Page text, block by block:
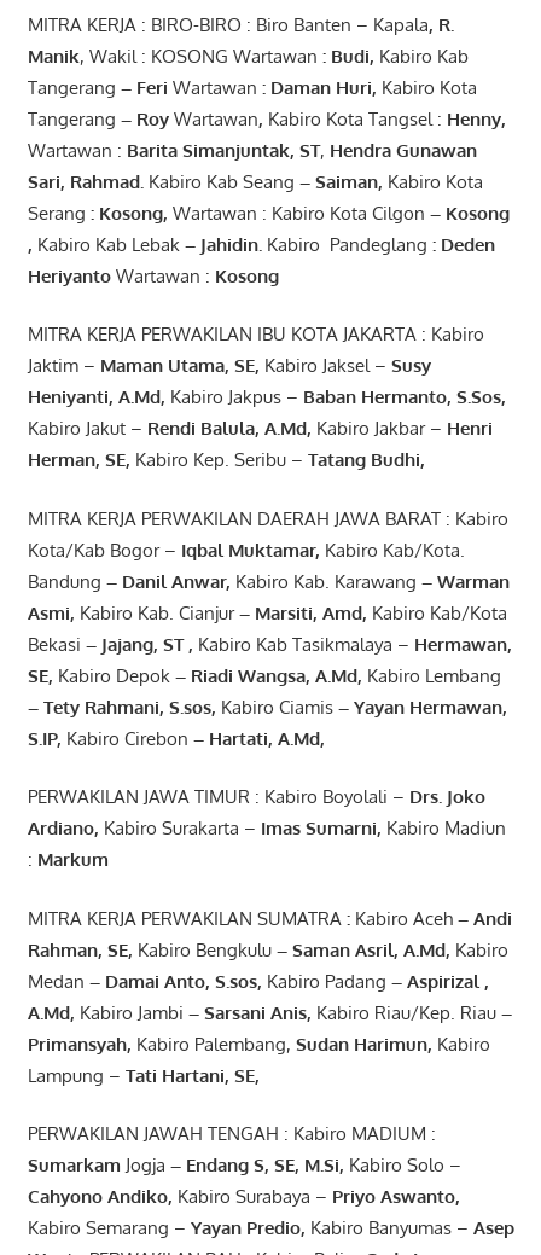
MITRA KERJA : BIRO-BIRO : Biro Banten – Kapala, R.
Manik, Wakil : KOSONG Wartawan : Budi, Kabiro Kab
Tangerang – Feri Wartawan : Daman Huri, Kabiro Kota
Tangerang – RoyWartawan, Kabiro Kota Tangsel : Henny,
Wartawan : Barita Simanjuntak, ST, Hendra Gunawan
Sari, Rahmad. Kabiro Kab Seang – Saiman, Kabiro Kota
Serang : Kosong, Wartawan : Kabiro Kota Cilgon – Kosong
, Kabiro Kab Lebak – Jahidin. Kabiro Pandeglang : Deden
Heriyanto Wartawan : Kosong
MITRA KERJA PERWAKILAN IBU KOTA JAKARTA : Kabiro
Jaktim – Maman Utama, SE, Kabiro Jaksel – Susy
Heniyanti, A.Md, Kabiro Jakpus – Baban Hermanto, S.Sos,
Kabiro Jakut – Rendi Balula, A.Md, Kabiro Jakbar – Henri
Herman, SE, Kabiro Kep. Seribu – Tatang Budhi,
MITRA KERJA PERWAKILAN DAERAH JAWA BARAT : Kabiro
Kota/Kab Bogor – Iqbal Muktamar, Kabiro Kab/Kota.
Bandung – Danil Anwar, Kabiro Kab. Karawang –Warman
Asmi, Kabiro Kab. Cianjur– Marsiti, Amd, Kabiro Kab/Kota
Bekasi – Jajang, ST , Kabiro Kab Tasikmalaya – Hermawan,
SE, Kabiro Depok – Riadi Wangsa, A.Md, Kabiro Lembang
– Tety Rahmani, S.sos, Kabiro Ciamis– Yayan Hermawan,
S.IP, Kabiro Cirebon – Hartati, A.Md,
PERWAKILAN JAWA TIMUR : Kabiro Boyolali – Drs. Joko
Ardiano, Kabiro Surakarta – Imas Sumarni, Kabiro Madiun
: Markum
MITRA KERJA PERWAKILAN SUMATRA :Kabiro Aceh– Andi
Rahman, SE, Kabiro Bengkulu– Saman Asril, A.Md, Kabiro
Medan – Damai Anto, S.sos, Kabiro Padang – Aspirizal ,
A.Md, Kabiro Jambi – Sarsani Anis, Kabiro Riau/Kep. Riau–
Primansyah, Kabiro Palembang, Sudan Harimun, Kabiro
Lampung – Tati Hartani, SE,
PERWAKILAN JAWAH TENGAH : Kabiro MADIUM :
Sumarkam Jogja – EndangS, SE, M.Si, Kabiro Solo –
Cahyono Andiko, Kabiro Surabaya – Priyo Aswanto,
Kabiro Semarang – Yayan Predio, Kabiro Banyumas – Asep